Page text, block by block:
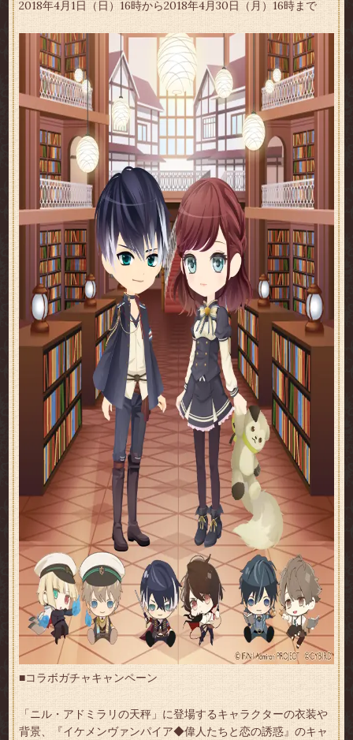
2018年4月1日（日）16時から2018年4月30日（月）16時まで
■コラボガチャキャンペーン
「ニル・アドミラリの天秤」に登場するキャラクターの衣装や
背景、『イケメンヴァンパイア◆偉人たちと恋の誘惑』のキャ